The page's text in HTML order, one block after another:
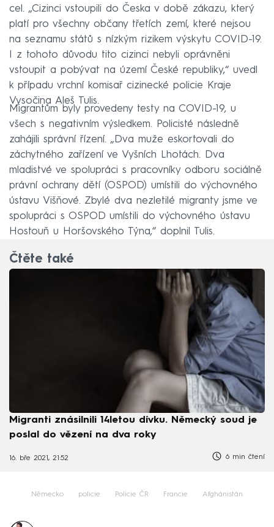
cel. „Cizinci vstoupili do Česka v době zákazu, který
platí pro všechny občany třetích zemí, které nejsou
na seznamu států s nízkým rizikem výskytu COVID-19.
I z tohoto důvodu tito cizinci nebyli oprávněni
vstoupit a pobývat na území České republiky,“ uvedl
k případu vrchní komisař cizinecké policie Kraje
Vysočina Aleš Tulis.
Migrantům byly provedeny testy na COVID-19, u
všech s negativním výsledkem. Policisté následně
zahájili správní řízení. „Dva muže eskortovali do
záchytného zařízení ve Vyšních Lhotách. Dva
mladistvé ve spolupráci s pracovníky odboru sociálně
právní ochrany dětí (OSPOD) umístili do výchovného
ústavu Višňové. Zbylé dva nezletilé migranty jsme ve
spolupráci s OSPOD umístili do výchovného ústavu
Hostouň u Horšovského Týna,“ doplnil Tulis.
Čtěte také
Migranti znásilnili 14letou dívku. Německý soud je
poslal do vězení na dva roky
16. bře 2021, 21:52 6 min čtení
Německo policie Policie ČR Francie Afghánistán